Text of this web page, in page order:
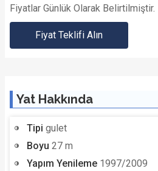
Fiyatlar Günlük Olarak Belirtilmiştir.
Fiyat Teklifi Alın
Yat Hakkında
Tipi gulet
Boyu 27 m
Yapım Yenileme 1997/2009